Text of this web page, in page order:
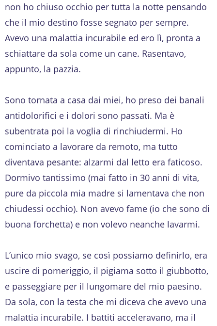
non ho chiuso occhio per tutta la notte pensando
che il mio destino fosse segnato per sempre.
Avevo una malattia incurabile ed ero lì, pronta a
schiattare da sola come un cane. Rasentavo,
appunto, la pazzia.
Sono tornata a casa dai miei, ho preso dei banali
antidolorifici e i dolori sono passati. Ma è
subentrata poi la voglia di rinchiudermi. Ho
cominciato a lavorare da remoto, ma tutto
diventava pesante: alzarmi dal letto era faticoso.
Dormivo tantissimo (mai fatto in 30 anni di vita,
pure da piccola mia madre si lamentava che non
chiudessi occhio). Non avevo fame (io che sono di
buona forchetta) e non volevo neanche lavarmi.
L’unico mio svago, se così possiamo definirlo, era
uscire di pomeriggio, il pigiama sotto il giubbotto,
e passeggiare per il lungomare del mio paesino.
Da sola, con la testa che mi diceva che avevo una
malattia incurabile. I battiti acceleravano, ma il